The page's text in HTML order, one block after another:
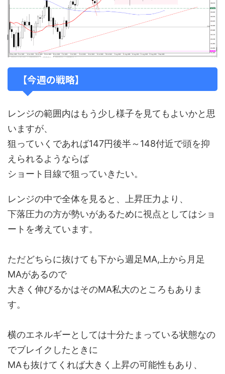
【今週の戦略】
レンジの範囲内はもう少し様子を見てもよいかと思
いますが、
狙っていくであれば147円後半～148付近で頭を抑
えられるようならば
ショート目線で狙っていきたい。
レンジの中で全体を見ると、上昇圧力より、
下落圧力の方が勢いがあるために視点としてはショ
ートを考えています。
ただどちらに抜けても下から週足MA,上から月足
MAがあるので
大きく伸びるかはそのMA私大のところもありま
す。
横のエネルギーとしては十分たまっている状態なの
でブレイクしたときに
MAも抜けてくれば大きく上昇の可能性もあり、